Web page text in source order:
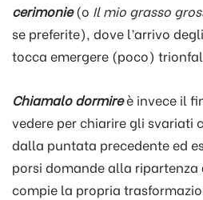
cerimonie(o Il mio grasso
se preferite), dove l’arrivo
tocca emergere (poco)
Chiamalo dormireè invece il
vedere per chiarire gli svariati
dalla puntata precedente ed
porsi domande alla ripartenza
compie la propria